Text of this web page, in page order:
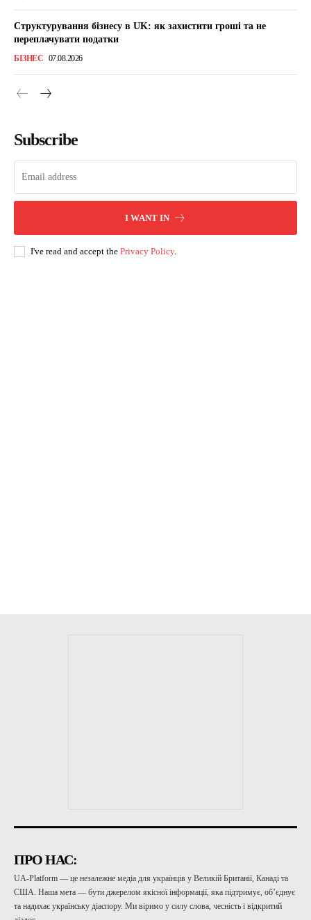
Структурування бізнесу в UK: як захистити гроші та не
переплачувати податки
БІЗНЕС 07.08.2026
Subscribe
I WANT IN
I've read and accept the Privacy Policy.
ПРО НАС:
UA-Platform — це незалежне медіа для українців у Великій Британії, Канаді та
США. Наша мета — бути джерелом якісної інформації, яка підтримує, об’єднує
та надихає українську діаспору. Ми віримо у силу слова, чесність і відкритий